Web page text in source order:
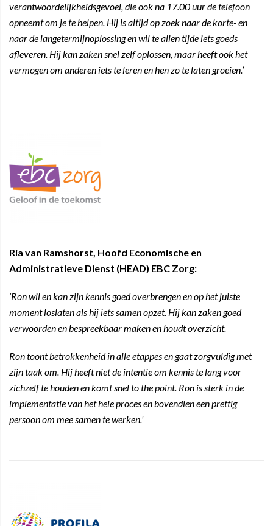
verantwoordelijkheidsgevoel, die ook na 17.00 uur de telefoon
opneemt om je te helpen. Hij is altijd op zoek naar de korte- en
naar de langetermijnoplossing en wil te allen tijde iets goeds
afleveren. Hij kan zaken snel zelf oplossen, maar heeft ook het
vermogen om anderen iets te leren en hen zo te laten groeien.’
Ria van Ramshorst, Hoofd Economische en
Administratieve Dienst (HEAD) EBC Zorg:
‘Ron wil en kan zijn kennis goed overbrengen en op het juiste
moment loslaten als hij iets samen opzet. Hij kan zaken goed
verwoorden en bespreekbaar maken en houdt overzicht.
Ron toont betrokkenheid in alle etappes en gaat zorgvuldig met
zijn taak om. Hij heeft niet de intentie om kennis te lang voor
zichzelf te houden en komt snel to the point. Ron is sterk in de
implementatie van het hele proces en bovendien een prettig
persoon om mee samen te werken.’